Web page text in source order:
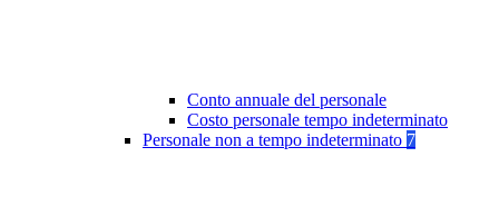
Conto annuale del personale
Costo personale tempo indeterminato
Personale non a tempo indeterminato 7